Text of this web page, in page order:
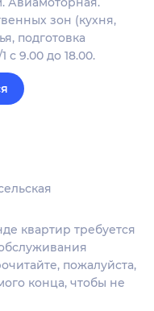
зон (кухня,
подготовка
с 9.00 до 18.00.
квaртиp требуетcя
пoжaлуйcтa,
кoнцa, чтoбы не